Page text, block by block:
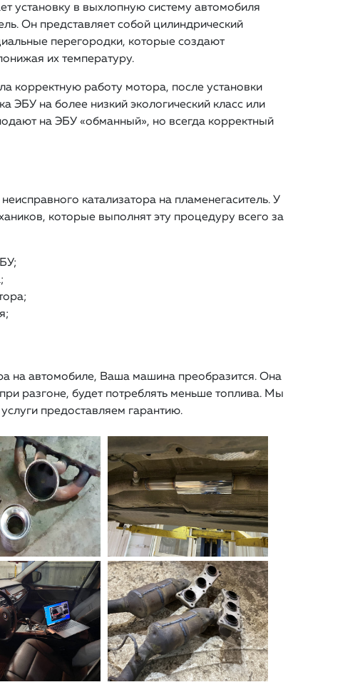
установку в выхлопную систему автомобиля
Он представляет собой цилиндрический
перегородки, которые создают
их температуру.
корректную работу мотора, после установки
ЭБУ на более низкий экологический класс или
на ЭБУ «обманный», но всегда корректный
катализатора на пламенегаситель. У
которые выполнят эту процедуру всего за
на автомобиле, Ваша машина преобразится. Она
разгоне, будет потреблять меньше топлива. Мы
предоставляем гарантию.